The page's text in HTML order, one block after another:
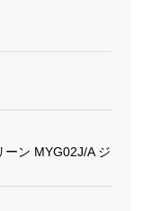
ーン MYG02J/A ジ